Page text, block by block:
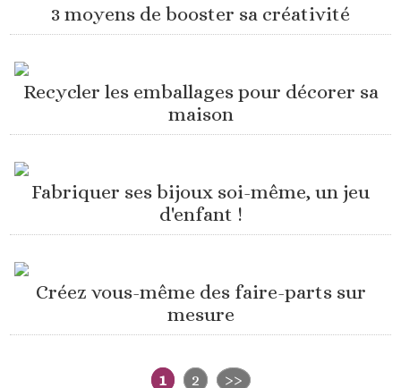
3 moyens de booster sa créativité
Recycler les emballages pour décorer sa
maison
Fabriquer ses bijoux soi-même, un jeu
d'enfant !
Créez vous-même des faire-parts sur
mesure
1 2 >>